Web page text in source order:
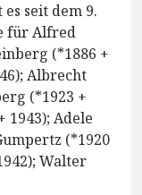
seit dem 9.
für Alfred
(*1886 +
Albrecht
(*1923 +
1943); Adele
(*1920
Walter